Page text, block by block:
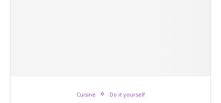
Cuisine Do it yourself